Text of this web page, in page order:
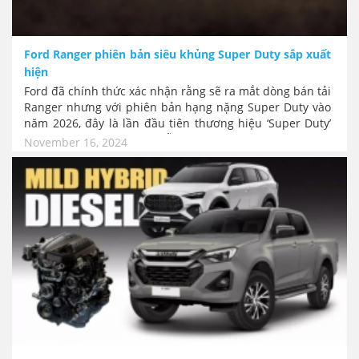
Ford Ranger phiên bản siêu khủng Super Duty sắp xuất
hiện
Ford đã chính thức xác nhận rằng sẽ ra mắt dòng bán tải
Ranger nhưng với phiên bản hạng nặng Super Duty vào
năm 2026, đây là lần đầu tiên thương hiệu ‘Super Duty’
được sử dụng trên một mẫu xe khác ngoài dòng bán tải
F-Series. Như vậy là ngay cả dòng bán tải nhỏ như
Ranger cũng sắp có loại xe khủng.
November 16, 2024